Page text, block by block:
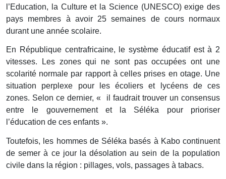
l’Education, la Culture et la Science (UNESCO) exige des
pays membres à avoir 25 semaines de cours normaux
durant une année scolaire.
En République centrafricaine, le système éducatif est à 2
vitesses. Les zones qui ne sont pas occupées ont une
scolarité normale par rapport à celles prises en otage. Une
situation perplexe pour les écoliers et lycéens de ces
zones. Selon ce dernier, « il faudrait trouver un consensus
entre le gouvernement et la Séléka pour prioriser
l’éducation de ces enfants ».
Toutefois, les hommes de Séléka basés à Kabo continuent
de semer à ce jour la désolation au sein de la population
civile dans la région : pillages, vols, passages à tabacs.